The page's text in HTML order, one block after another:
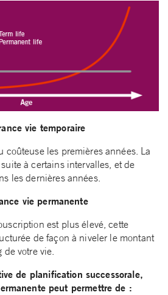
vie temporaire
coûteuse les premières années. La
à certains intervalles, et de
les dernières années.
vie permanente
est plus élevé, cette
de façon à niveler le montant
de votre vie.
de planification successorale,
peut permettre de :